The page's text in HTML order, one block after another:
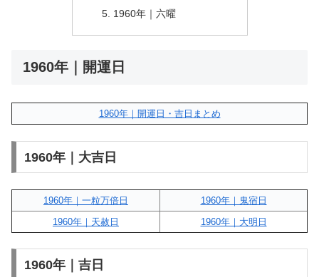
1960年｜六曜
1960年｜開運日
1960年｜開運日・吉日まとめ
1960年｜大吉日
1960年｜一粒万倍日
1960年｜鬼宿日
1960年｜天赦日
1960年｜大明日
1960年｜吉日